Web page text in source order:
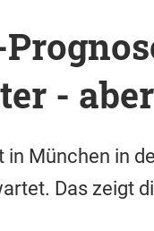
-
in München in
Das zeigt